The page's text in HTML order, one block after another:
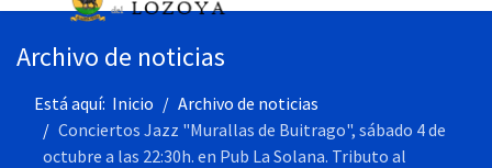
Archivo de noticias
Está aquí: Inicio
Archivo de noticias
Conciertos Jazz "Murallas de Buitrago", sábado 4 de
octubre a las 22:30h. en Pub La Solana. Tributo al